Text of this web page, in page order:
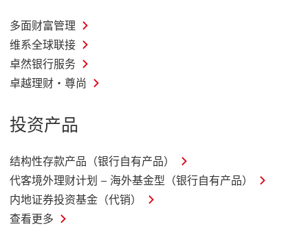
多面财富管理
维系全球联接
卓然银行服务
卓越理财・尊尚
投资产品
结构性存款产品（银行自有产品）
代客境外理财计划 – 海外基金型（银行自有产品）
内地证券投资基金（代销）
查看更多